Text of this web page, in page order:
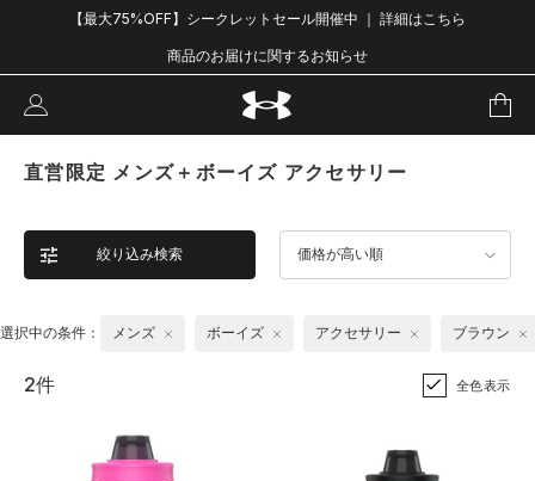
【最大75%OFF】シークレットセール開催中 ｜ 詳細はこちら
商品のお届けに関するお知らせ
直営限定 メンズ＋ボーイズ アクセサリー
絞り込み検索 価格が高い順
選択中の条件： メンズ ボーイズ アクセサリー ブラウン
2件 全色表示